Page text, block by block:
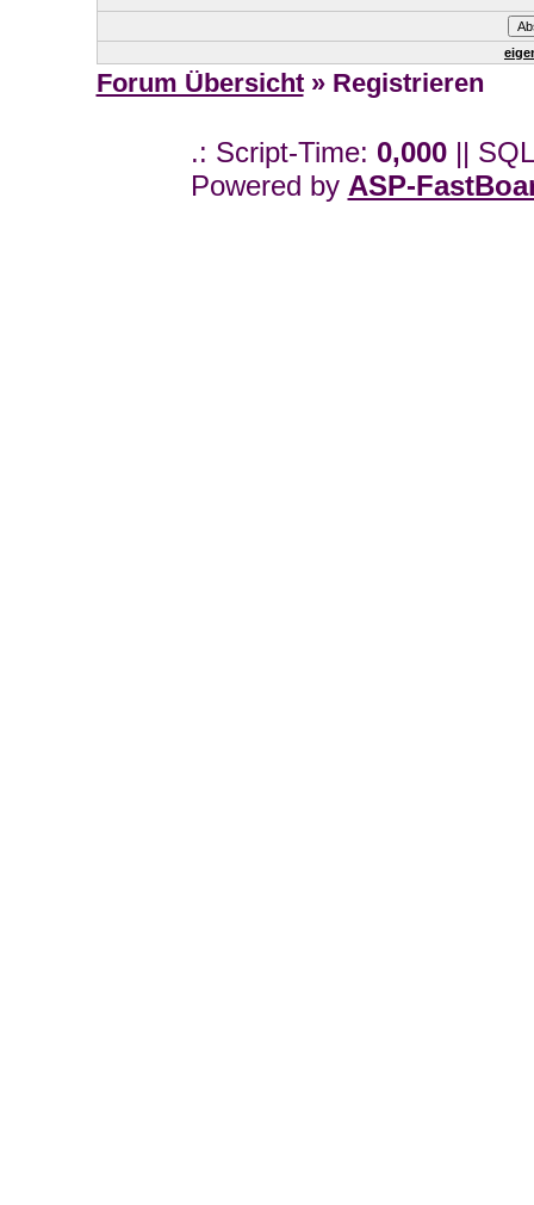
Forum Übersicht» Registrieren
.: Script-Time: 0,000||
Powered by ASP-